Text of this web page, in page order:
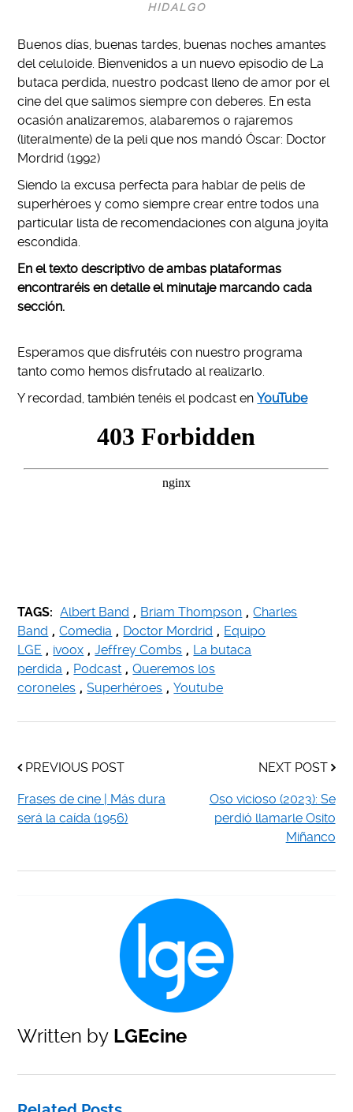
HIDALGO
Buenos días, buenas tardes, buenas noches amantes
del celuloide. Bienvenidos a un nuevo episodio de La
butaca perdida, nuestro podcast lleno de amor por el
cine del que salimos siempre con deberes. En esta
ocasión analizaremos, alabaremos o rajaremos
(literalmente) de la peli que nos mandó Óscar: Doctor
Mordrid (1992)
Siendo la excusa perfecta para hablar de pelis de
superhéroes y como siempre crear entre todos una
particular lista de recomendaciones con alguna joyita
escondida.
En el texto descriptivo de ambas plataformas
encontraréis en detalle el minutaje marcando cada
sección.
Esperamos que disfrutéis con nuestro programa
tanto como hemos disfrutado al realizarlo.
Y recordad, también tenéis el podcast en YouTube
TAGS: Albert Band , Briam Thompson , Charles
Band , Comedia , Doctor Mordrid , Equipo
LGE , ivoox , Jeffrey Combs , La butaca
perdida , Podcast , Queremos los
coroneles , Superhéroes , Youtube
PREVIOUS POST
Frases de cine | Más dura
será la caída (1956)
NEXT POST
Oso vicioso (2023): Se
perdió llamarle Osito
Miñanco
Written by LGEcine